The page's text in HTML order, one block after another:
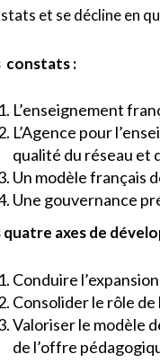
et se décline en
constats :
L’enseignement
L’Agence pour
qualité du réseau et
Un modèle français
Une gouvernance
quatre axes de
Conduire
Consolider le rôle de
Valoriser le modèle
de l’offre